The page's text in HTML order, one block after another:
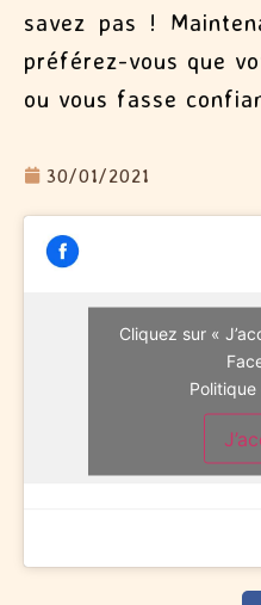
savez pas !
préférez-vous que
ou vous fasse
30/01/2021
Cliquez sur «